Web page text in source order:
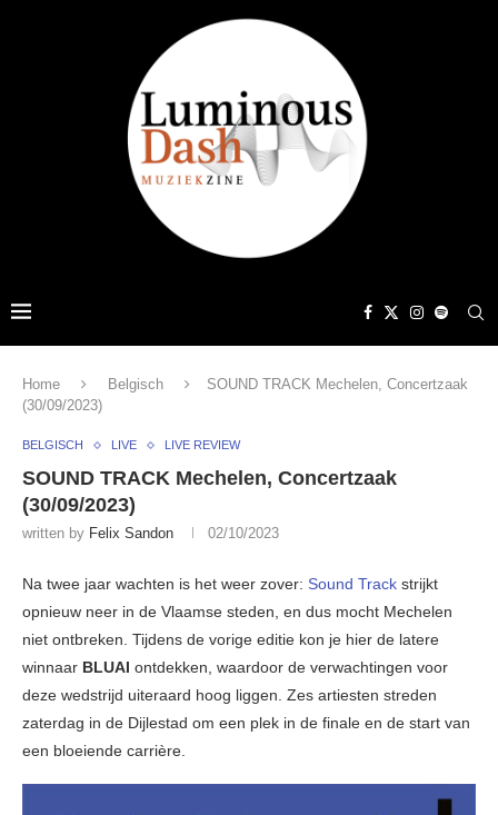
Home Belgisch
SOUND TRACK Mechelen, Concertzaak
(30/09/2023)
BELGISCH LIVE LIVE REVIEW
SOUND TRACK Mechelen, Concertzaak
(30/09/2023)
written by Felix Sandon 02/10/2023
Na twee jaar wachten is het weer zover: Sound Track strijkt
opnieuw neer in de Vlaamse steden, en dus mocht Mechelen
niet ontbreken. Tijdens de vorige editie kon je hier de latere
winnaar BLUAI ontdekken, waardoor de verwachtingen voor
deze wedstrijd uiteraard hoog liggen. Zes artiesten streden
zaterdag in de Dijlestad om een plek in de finale en de start van
een bloeiende carrière.